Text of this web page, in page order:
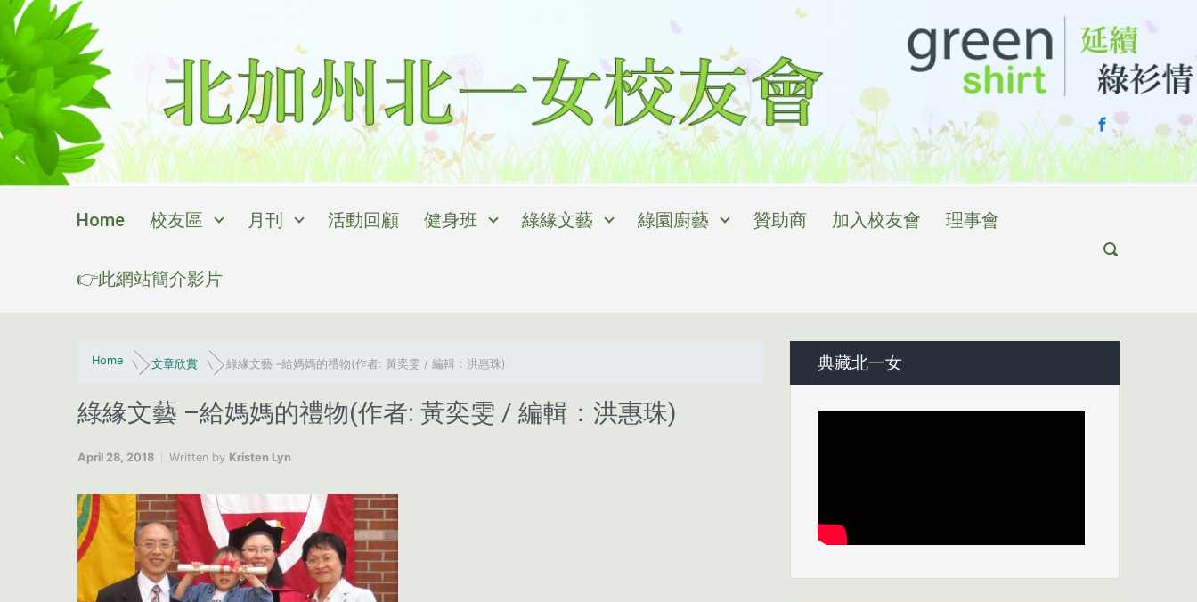
Skip to main content
Home 校友區 月刊 活動回顧 健身班 綠緣文藝 綠園廚藝 贊助商 加入校友會 理事會
👉此網站簡介影片
Home 文章欣賞 綠緣文藝 –給媽媽的禮物(作者: 黃奕雯 / 編輯：洪惠珠)
綠緣文藝 –給媽媽的禮物(作者: 黃奕雯 / 編輯：洪惠珠)
April 28, 2018 Written by Kristen Lyn
典藏北一女